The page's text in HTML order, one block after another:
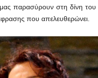
παρασύρουν στη δίνη του
που απελευθερώνει.